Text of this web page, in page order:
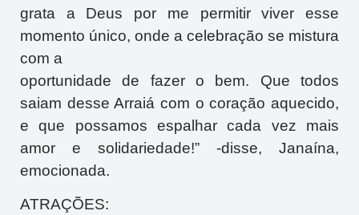
grata a Deus por me permitir viver esse
momento único, onde a celebração se mistura
com a
oportunidade de fazer o bem. Que todos
saiam desse Arraiá com o coração aquecido,
e que possamos espalhar cada vez mais
amor e solidariedade!” -disse, Janaína,
emocionada.
ATRAÇÕES: